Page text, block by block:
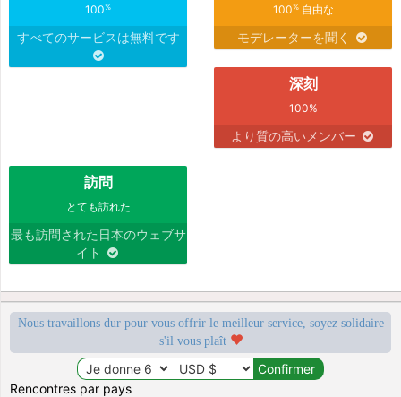
100%
すべてのサービスは無料です
100%自由な
モデレーターを聞く
深刻
100%
より質の高いメンバー
訪問
とても訪れた
最も訪問された日本のウェブサ
イト
Nous travaillons dur pour vous offrir le meilleur service, soyez solidaire
s'il vous plaît
Rencontres par pays